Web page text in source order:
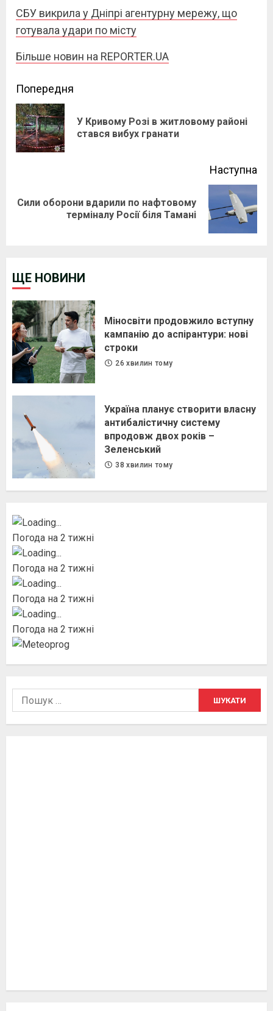
СБУ викрила у Дніпрі агентурну мережу, що
готувала удари по місту
Більше новин на REPORTER.UA
Continue
Reading
Попередня
У Кривому Розі в житловому районі
стався вибух гранати
Наступна
Next
Сили оборони вдарили по нафтовому
терміналу Росії біля Тамані
ЩЕ НОВИНИ
Міносвіти продовжило вступну
кампанію до аспірантури: нові
строки
26 хвилин тому
Україна планує створити власну
антибалістичну систему
впродовж двох років –
Зеленський
38 хвилин тому
Погода на 2 тижні
Погода на 2 тижні
Погода на 2 тижні
Погода на 2 тижні
Пошук: